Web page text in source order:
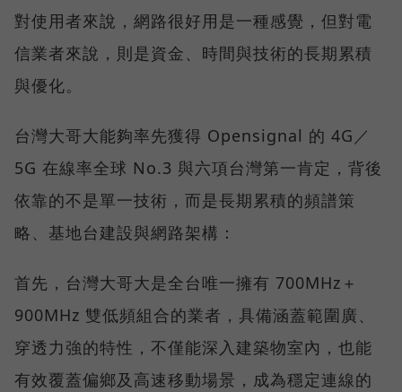
對使用者來說，網路很好用是一種感覺，但對電
信業者來說，則是資金、時間與技術的長期累積
與優化。
台灣大哥大能夠率先獲得 Opensignal 的 4G／
5G 在線率全球 No.3 與六項台灣第一肯定，背後
依靠的不是單一技術，而是長期累積的頻譜策
略、基地台建設與網路架構：
首先，台灣大哥大是全台唯一擁有 700MHz＋
900MHz 雙低頻組合的業者，具備涵蓋範圍廣、
穿透力強的特性，不僅能深入建築物室內，也能
有效覆蓋偏鄉及高速移動場景，成為穩定連線的